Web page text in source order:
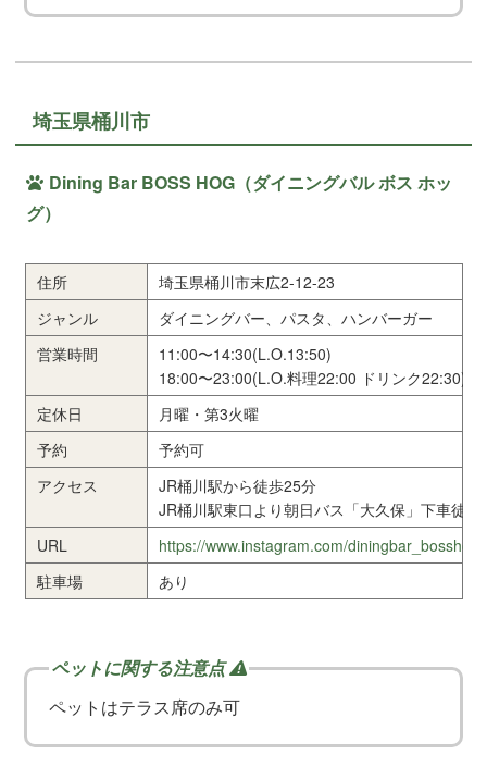
埼玉県桶川市
Dining Bar BOSS HOG（ダイニングバル ボス ホッ
グ）
住所
埼玉県桶川市末広2-12-23
ジャンル
ダイニングバー、パスタ、ハンバーガー
営業時間
11:00〜14:30(L.O.13:50)
18:00〜23:00(L.O.料理22:00 ドリンク22:30)
定休日
月曜・第3火曜
予約
予約可
アクセス
JR桶川駅から徒歩25分
JR桶川駅東口より朝日バス「大久保」下車徒歩
URL
https://www.instagram.com/diningbar_bosshog
駐車場
あり
ペットはテラス席のみ可